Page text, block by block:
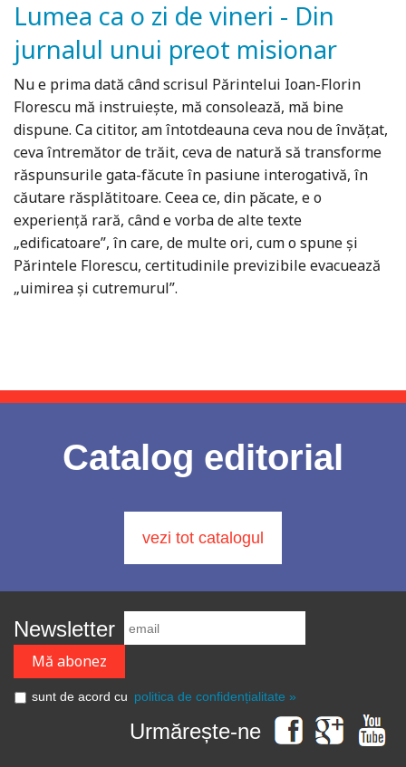
Lumea ca o zi de vineri - Din
jurnalul unui preot misionar
Nu e prima dată când scrisul Părintelui Ioan-Florin
Florescu mă instruiește, mă consolează, mă bine
dispune. Ca cititor, am întotdeauna ceva nou de învățat,
ceva întremător de trăit, ceva de natură să transforme
răspunsurile gata-făcute în pasiune interogativă, în
căutare răsplătitoare. Ceea ce, din păcate, e o
experiență rară, când e vorba de alte texte
„edificatoare”, în care, de multe ori, cum o spune și
Părintele Florescu, certitudinile previzibile evacuează
„uimirea și cutremurul”.
Catalog editorial
vezi tot catalogul
Newsletter
sunt de acord cu politica de confidențialitate »
Urmărește-ne